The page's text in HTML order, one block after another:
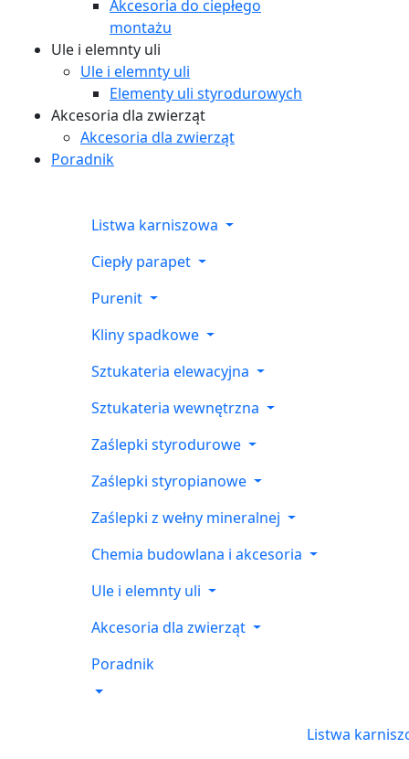
Akcesoria do ciepłego
montażu
Ule i elemnty uli
Ule i elemnty uli
Elementy uli styrodurowych
Akcesoria dla zwierząt
Akcesoria dla zwierząt
Poradnik
Listwa karniszowa
Ciepły parapet
Purenit
Kliny spadkowe
Sztukateria elewacyjna
Sztukateria wewnętrzna
Zaślepki styrodurowe
Zaślepki styropianowe
Zaślepki z wełny mineralnej
Chemia budowlana i akcesoria
Ule i elemnty uli
Akcesoria dla zwierząt
Poradnik
Listwa